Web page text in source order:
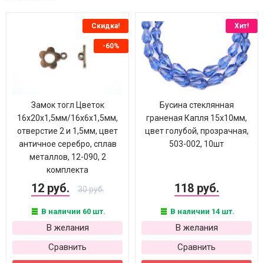
Скидка!
-60%
Замок тогл Цветок
16х20х1,5мм/16х6х1,5мм,
отверстие 2 и 1,5мм, цвет
античное серебро, сплав
металлов, 12-090, 2
комплекта
12 руб. 30 руб.
В наличии 60 шт.
В желания
Сравнить
Хит!
Бусина стеклянная
граненая Капля 15х10мм,
цвет голубой, прозрачная,
503-002, 10шт
118 руб.
В наличии 14 шт.
В желания
Сравнить